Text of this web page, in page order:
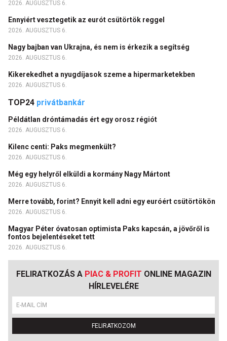
2026. AUGUSZTUS 6.
Ennyiért vesztegetik az eurót csütörtök reggel
2026. AUGUSZTUS 6.
Nagy bajban van Ukrajna, és nem is érkezik a segítség
2026. AUGUSZTUS 6.
Kikerekedhet a nyugdíjasok szeme a hipermarketekben
2026. AUGUSZTUS 6.
TOP24 privátbankár
Példátlan dróntámadás ért egy orosz régiót
2026. AUGUSZTUS 6.
Kilenc centi: Paks megmenkült?
2026. AUGUSZTUS 6.
Még egy helyről elküldi a kormány Nagy Mártont
2026. AUGUSZTUS 6.
Merre tovább, forint? Ennyit kell adni egy euróért csütörtökön
2026. AUGUSZTUS 6.
Magyar Péter óvatosan optimista Paks kapcsán, a jövőről is
fontos bejelentéseket tett
2026. AUGUSZTUS 6.
FELIRATKOZÁS A PIAC & PROFIT ONLINE MAGAZIN
HÍRLEVELÉRE
FELIRATKOZOM